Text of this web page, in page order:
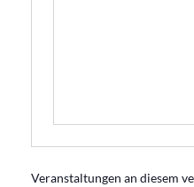
Veranstaltungen an diesem